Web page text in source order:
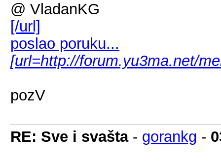
@ VladanKG
[/url]
poslao poruku...
[url=http://forum.yu3ma.net/
pozV
RE: Sve i svašta- gorankg -